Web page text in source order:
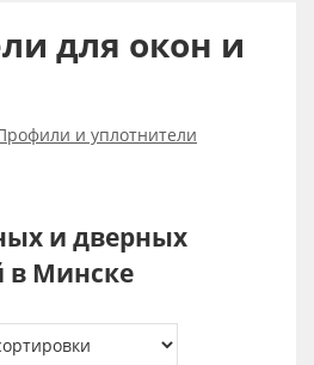
для окон и
и уплотнители
и дверных
в Минске